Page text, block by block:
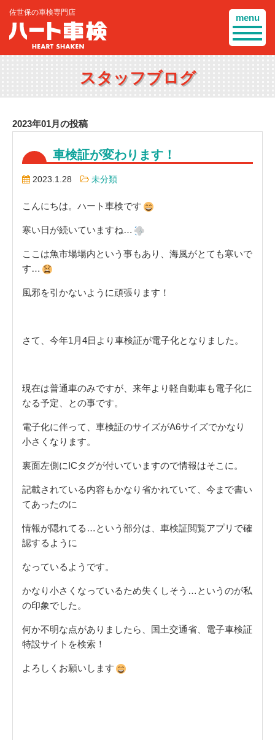
佐世保の車検専門店 menu
スタッフブログ
2023年01月の投稿
車検証が変わります！
2023.1.28 未分類
こんにちは。ハート車検です
寒い日が続いていますね…
ここは魚市場場内という事もあり、海風がとても寒いで
す…
風邪を引かないように頑張ります！
さて、今年1月4日より車検証が電子化となりました。
現在は普通車のみですが、来年より軽自動車も電子化に
なる予定、との事です。
電子化に伴って、車検証のサイズがA6サイズでかなり
小さくなります。
裏面左側にICタグが付いていますので情報はそこに。
記載されている内容もかなり省かれていて、今まで書い
てあったのに
情報が隠れてる…という部分は、車検証閲覧アプリで確
認するように
なっているようです。
かなり小さくなっているため失くしそう…というのが私
の印象でした。
何か不明な点がありましたら、国土交通省、電子車検証
特設サイトを検索！
よろしくお願いします